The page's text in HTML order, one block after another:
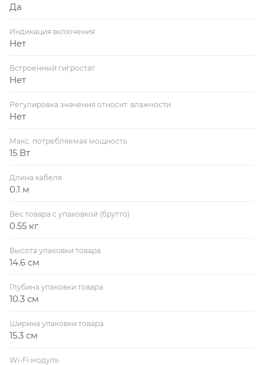
Да
Индикация включения
Нет
Встроенный гигростат
Нет
Регулировка значения относит. влажности
Нет
Макс. потребляемая мощность
15 Вт
Длина кабеля
0.1 м
Вес товара с упаковкой (брутто)
0.55 кг
Высота упаковки товара
14.6 см
Глубина упаковки товара
10.3 см
Ширина упаковки товара
15.3 см
Wi-Fi модуль